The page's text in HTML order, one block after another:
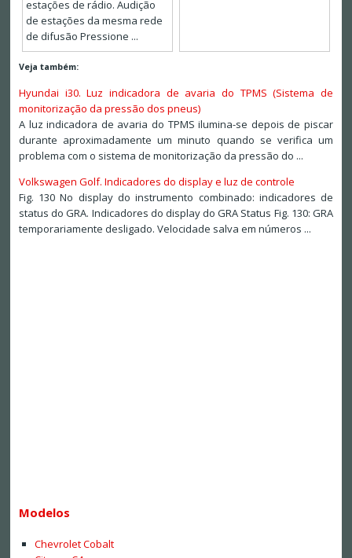
estações de rádio. Audição
de estações da mesma rede
de difusão Pressione ...
Veja também:
Hyundai i30. Luz indicadora de avaria do TPMS (Sistema de
monitorização da pressão dos pneus)
A luz indicadora de avaria do TPMS ilumina-se depois de piscar
durante aproximadamente um minuto quando se verifica um
problema com o sistema de monitorização da pressão do ...
Volkswagen Golf. Indicadores do display e luz de controle
Fig. 130 No display do instrumento combinado: indicadores de
status do GRA. Indicadores do display do GRA Status Fig. 130: GRA
temporariamente desligado. Velocidade salva em números ...
Modelos
Chevrolet Cobalt